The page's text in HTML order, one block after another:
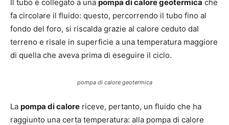
Il tubo è collegato a una pompa di calore geotermica che
fa circolare il fluido: questo, percorrendo il tubo fino al
fondo del foro, si riscalda grazie al calore ceduto dal
terreno e risale in superficie a una temperatura maggiore
di quella che aveva prima di eseguire il ciclo.
pompa di calore geotermica
La pompa di calore riceve, pertanto, un fluido che ha
raggiunto una certa temperatura: alla pompa di calore